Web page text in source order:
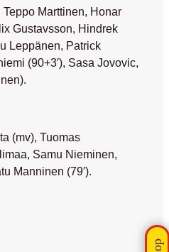
Marttinen, Honar
Gustavsson, Hindrek
Leppänen, Patrick
(90+3′), Sasa Jovovic,
(mv), Tuomas
Samu Nieminen,
Manninen (79′).